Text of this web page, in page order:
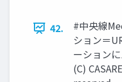
42.
#中央線
ション＝
ーション
(C)